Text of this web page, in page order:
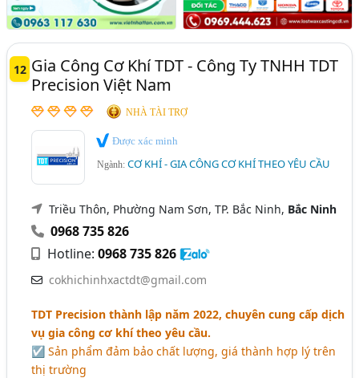
12 Gia Công Cơ Khí TDT - Công Ty TNHH TDT
Precision Việt Nam
NHÀ TÀI TRỢ
Được xác minh
Ngành:CƠ KHÍ - GIA CÔNG CƠ KHÍ THEO YÊU CẦU
Triều Thôn, Phường Nam Sơn, TP. Bắc Ninh, Bắc Ninh
0968 735 826
Hotline:0968 735 826
cokhichinhxactdt@gmail.com
TDT Precision thành lập năm 2022, chuyên cung cấp dịch
vụ gia công cơ khí theo yêu cầu.
☑ Sản phẩm đảm bảo chất lượng, giá thành hợp lý trên
thị trường